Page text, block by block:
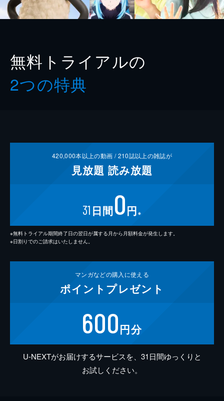
無料トライアルの
2つの特典
420,000本以上の動画 /210誌以上の雑誌が
見放題 読み放題
31 日間0円 ※
※無料トライアル期間終了日の翌日が属する月から月額料金が発生します。
※日割りでのご請求はいたしません。
マンガなどの購入に使える
ポイント プレゼント
600円分
U-NEXTがお届けするサービスを、31日間ゆっくりと
お試しください。